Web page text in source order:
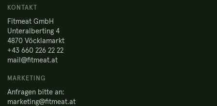
KONTAKT
Fitmeat GmbH
Unteralberting 4
4870 Vöcklamarkt
+43 660 226 22 22
mail@fitmeat.at
MARKETING
Anfragen bitte an:
marketing@fitmeat.at